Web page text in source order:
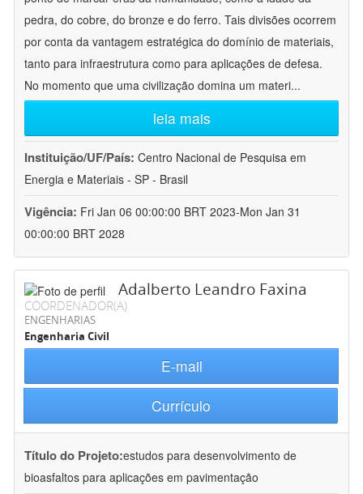
pedra, do cobre, do bronze e do ferro. Tais divisões ocorrem
por conta da vantagem estratégica do domínio de materiais,
tanto para infraestrutura como para aplicações de defesa.
No momento que uma civilização domina um materi...
leia mais
Instituição/UF/País: Centro Nacional de Pesquisa em
Energia e Materiais - SP - Brasil
Vigência: Fri Jan 06 00:00:00 BRT 2023-Mon Jan 31
00:00:00 BRT 2028
Adalberto Leandro Faxina
COORDENADOR(A)
ENGENHARIAS
Engenharia Civil
E-mail
Currículo
Título do Projeto:estudos para desenvolvimento de
bioasfaltos para aplicações em pavimentação